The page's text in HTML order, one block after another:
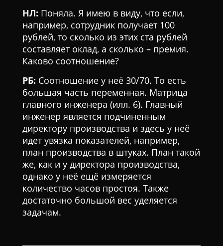
НЛ: Поняла. Я имею в виду, что если,
например, сотрудник получает 100
рублей, то сколько из этих ста рублей
составляет оклад, а сколько – премия.
Каково соотношение?
РБ: Соотношение у неё 30/70. То есть
большая часть переменная. Матрица
главного инженера (илл. 6). Главный
инженер является подчиненным
директору производства и здесь у неё
идет увязка показателей, например,
план производства в штуках. План такой
же, как и у директора производства,
однако у неё ещё измеряется
количество часов простоя. Также
достаточно большой вес уделяется
задачам.